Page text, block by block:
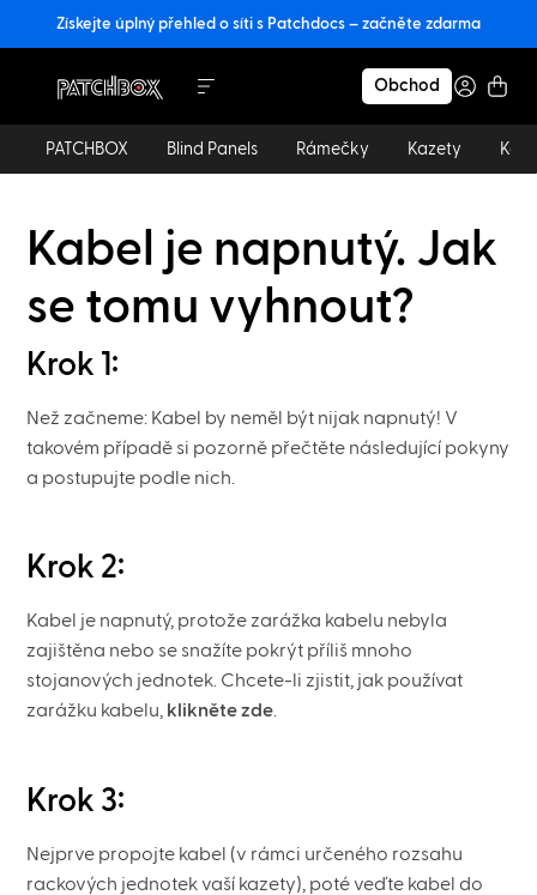
Získejte úplný přehled o síti s Patchdocs – začněte zdarma
Obchod
PATCHBOX Blind Panels Rámečky Kazety
Kabel je napnutý. Jak
se tomu vyhnout?
Krok 1:
Než začneme: Kabel by neměl být nijak napnutý! V
takovém případě si pozorně přečtěte následující pokyny
a postupujte podle nich.
Krok 2:
Kabel je napnutý, protože zarážka kabelu nebyla
zajištěna nebo se snažíte pokrýt příliš mnoho
stojanových jednotek. Chcete-li zjistit, jak používat
zarážku kabelu, klikněte zde.
Krok 3:
Nejprve propojte kabel (v rámci určeného rozsahu
rackových jednotek vaší kazety), poté veďte kabel do